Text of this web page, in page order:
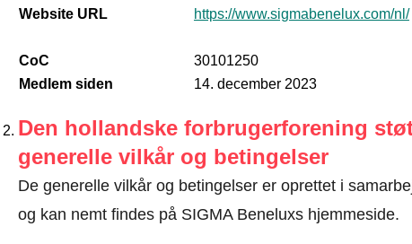
Website URL
https://www.sigmabenelux.com/nl/
CoC
30101250
Medlem siden
14. december 2023
Den hollandske forbrugerforening
generelle vilkår og betingelser
De generelle vilkår og betingelser er oprettet i
og kan nemt findes på SIGMA Beneluxs hjemmeside.